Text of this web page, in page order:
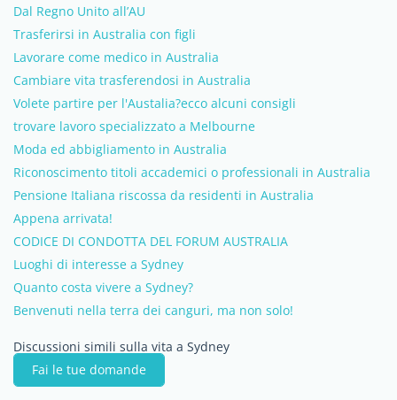
Dal Regno Unito all’AU
Trasferirsi in Australia con figli
Lavorare come medico in Australia
Cambiare vita trasferendosi in Australia
Volete partire per l'Austalia?ecco alcuni consigli
trovare lavoro specializzato a Melbourne
Moda ed abbigliamento in Australia
Riconoscimento titoli accademici o professionali in Australia
Pensione Italiana riscossa da residenti in Australia
Appena arrivata!
CODICE DI CONDOTTA DEL FORUM AUSTRALIA
Luoghi di interesse a Sydney
Quanto costa vivere a Sydney?
Benvenuti nella terra dei canguri, ma non solo!
Discussioni simili sulla vita a Sydney
Fai le tue domande